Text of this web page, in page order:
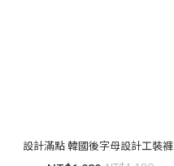
設計滿點 韓國後字母設計工裝褲